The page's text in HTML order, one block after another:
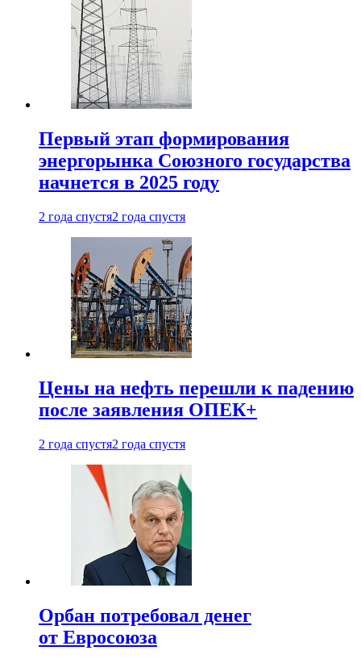
Первый этап формирования
энергорынка Союзного государства
начнется в 2025 году
2 года спустя2 года спустя
Цены на нефть перешли к падению
после заявления ОПЕК+
2 года спустя2 года спустя
Орбан потребовал денег
от Евросоюза